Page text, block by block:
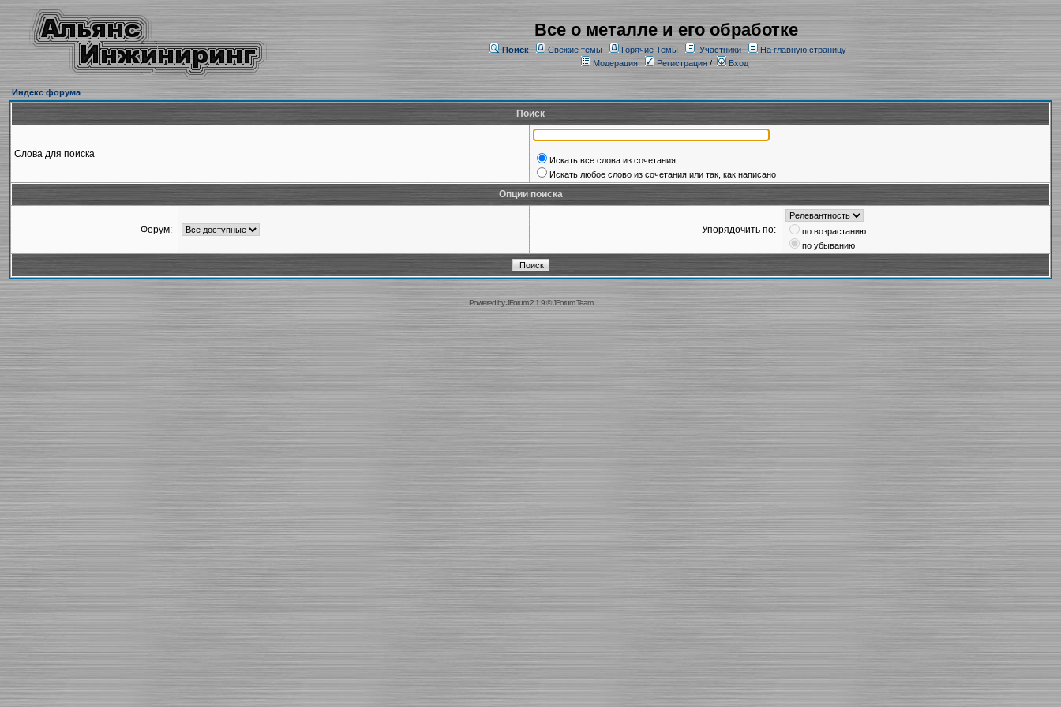
Все о металле и его обработке
Поиск Свежие темы Горячие Темы Участники
На главную страницу
Модерация
Регистрация/ Вход
Индекс форума
Поиск
Слова для поиска
Искать все слова из сочетания
Искать любое слово из сочетания или так, как написано
Опции поиска
Форум: Упорядочить по:
по возрастанию
по убыванию
Powered byJForum 2.1.9©JForum Team